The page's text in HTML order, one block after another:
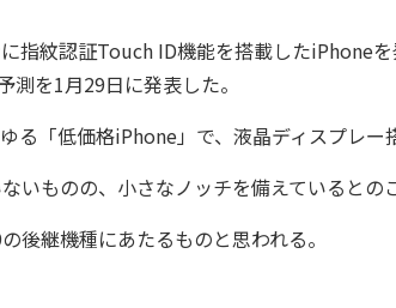
指紋認証Touch ID機能を搭載したiPhone
を1月29日に発表した。
「低価格iPhone」で、液晶ディスプレー
ものの、小さなノッチを備えているとの
継機種にあたるものと思われる。